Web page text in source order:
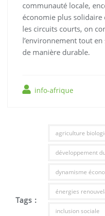
communauté locale,
économie plus
les circuits courts, on
l’environnement tout
de manière durable.
info-afrique
Tags :
agriculture
développement
dynamisme
énergies
inclusion sociale